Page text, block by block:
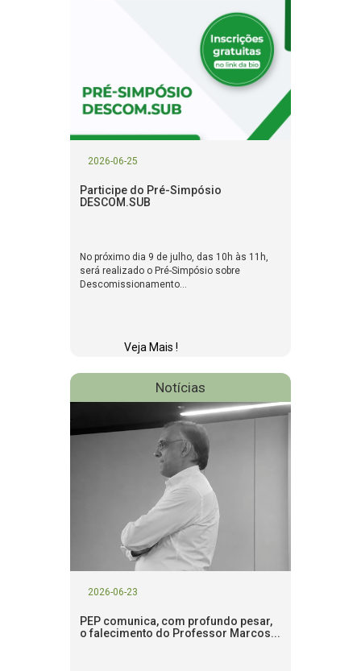
2026-06-25
Participe do Pré-Simpósio
DESCOM.SUB
No próximo dia 9 de julho, das 10h às 11h,
será realizado o Pré-Simpósio sobre
Descomissionamento...
Veja Mais !
Notícias
2026-06-23
PEP comunica, com profundo pesar,
o falecimento do Professor Marcos...